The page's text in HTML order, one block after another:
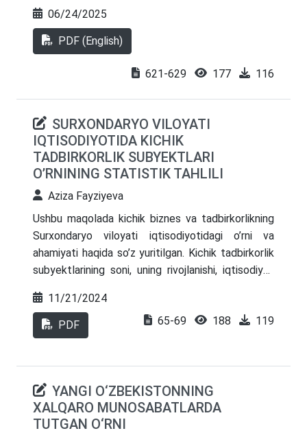
tizimini raqamlashtirish jarayonida zamonaviy
axborot texnologiyalarining, xususan, blokcheyn
platformalarining roli, ularning funksional
imkoniyatlari, xavfsizlik darajasi va foydalanish
tendensiyalari, mobil va internet xizmatlarining
kengayishi, AKT sektorining YaIMdagi ulushi va
elektron savdo rivojlanishi batafsil yoritilgan.
Iqtisodiy jarayonlarni baholash va prognoz qilishda
iqtisodiy-matematik (ekonometrik) modellardan
06/24/2025
PDF (English)
621-629 177 116
SURXONDARYO VILOYATI
IQTISODIYOTIDA KICHIK
TADBIRKORLIK SUBYEKTLARI
O’RNINING STATISTIK TAHLILI
Aziza Fayziyeva
Ushbu maqolada kichik biznes va tadbirkorlikning
Surxondaryo viloyati iqtisodiyotidagi o’rni va
ahamiyati haqida so’z yuritilgan. Kichik tadbirkorlik
subyektlarining soni, uning rivojlanishi, iqtisodiyot
operatsiyalaridagi o’rni va ahamiyati, hududdagi
bandlik darajasiga qo’shayotgan hissalari kabi
statistik ko’rsatkichlar tahlil qilingan.
11/21/2024
PDF 65-69 188 119
YANGI O‘ZBEKISTONNING
XALQARO MUNOSABATLARDA
TUTGAN O‘RNI